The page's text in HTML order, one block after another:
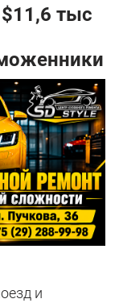
тыс
и